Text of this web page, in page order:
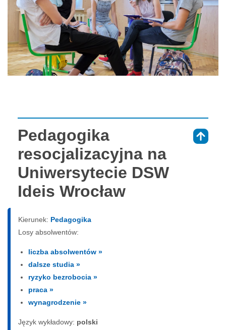
Pedagogika
resocjalizacyjna na
Uniwersytecie DSW
Ideis Wrocław
Kierunek: Pedagogika
Losy absolwentów:
liczba absolwentów »
dalsze studia »
ryzyko bezrobocia »
praca »
wynagrodzenie »
Język wykładowy: polski